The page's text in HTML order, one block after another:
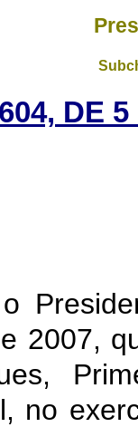
DE
2007,
no